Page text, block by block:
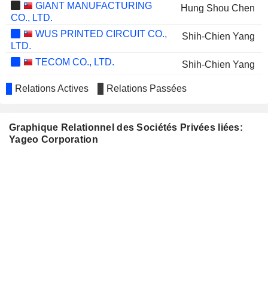
GIANT MANUFACTURING
CO., LTD.
Hung Shou Chen
WUS PRINTED CIRCUIT CO.,
LTD.
Shih-Chien Yang
TECOM CO., LTD.
Shih-Chien Yang
KGI SECURITIES (THAILAND)
ABILITY ENTERPRISE CO., LTD.
Relations Actives Relations Passées
Graphique Relationnel des Sociétés Privées liées:
Yageo Corporation